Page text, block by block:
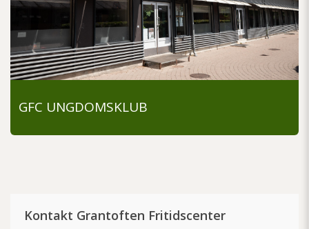
GFC UNGDOMSKLUB
Kontakt Grantoften Fritidscenter